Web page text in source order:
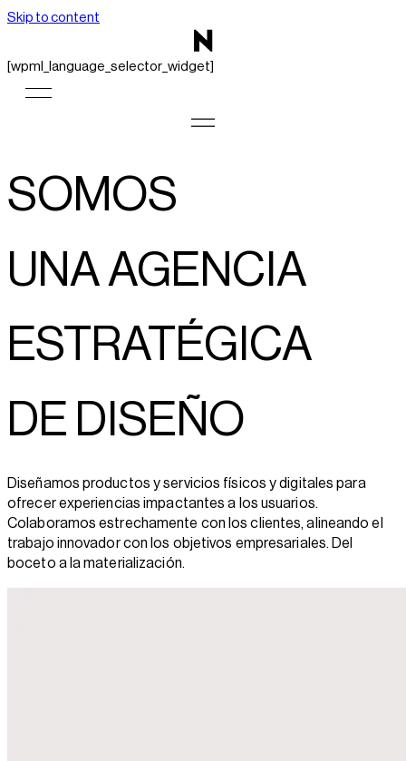
Skip to content
[wpml_language_selector_widget]
SOMOS
UNA AGENCIA
ESTRATÉGICA
DE DISEÑO
Diseñamos productos y servicios físicos y digitales para
ofrecer experiencias impactantes a los usuarios.
Colaboramos estrechamente con los clientes, alineando el
trabajo innovador con los objetivos empresariales. Del
boceto a la materialización.